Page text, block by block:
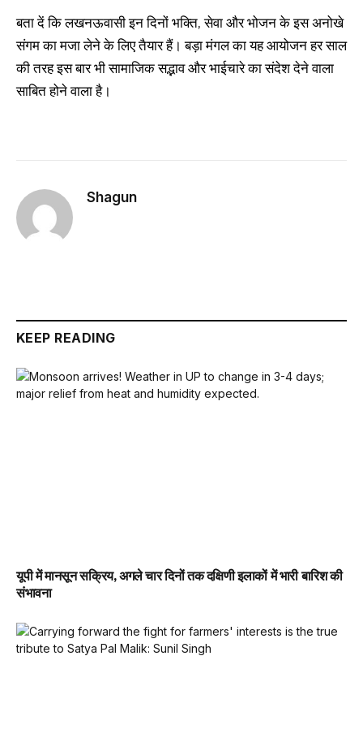
बता दें कि लखनऊवासी इन दिनों भक्ति, सेवा और भोजन के इस अनोखे
संगम का मजा लेने के लिए तैयार हैं। बड़ा मंगल का यह आयोजन हर साल
की तरह इस बार भी सामाजिक सद्भाव और भाईचारे का संदेश देने वाला
साबित होने वाला है।
Shagun
KEEP READING
यूपी में मानसून सक्रिय, अगले चार दिनों तक दक्षिणी इलाकों में भारी बारिश की
संभावना